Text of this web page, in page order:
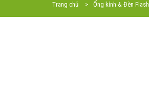
Trang chủ Ống kính & Đèn Flash